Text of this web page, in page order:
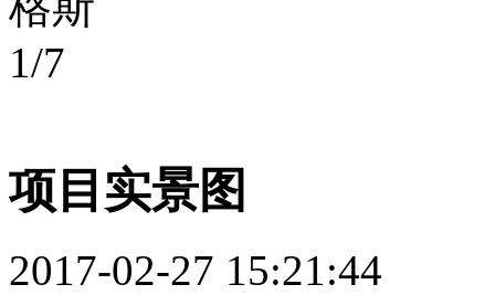
1/7
项目实景图
2017-02-27 15:21:44